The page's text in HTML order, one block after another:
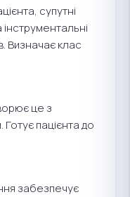
супутні
Визначає клас
це з
Готує пацієнта до
забезпечує